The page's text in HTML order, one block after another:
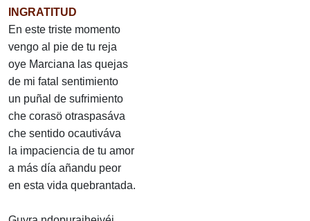
INGRATITUD
En este triste momento
vengo al pie de tu reja
oye Marciana las quejas
de mi fatal sentimiento
un puñal de sufrimiento
che corasö otraspasáva
che sentido ocautiváva
la impaciencia de tu amor
a más día añandu peor
en esta vida quebrantada.